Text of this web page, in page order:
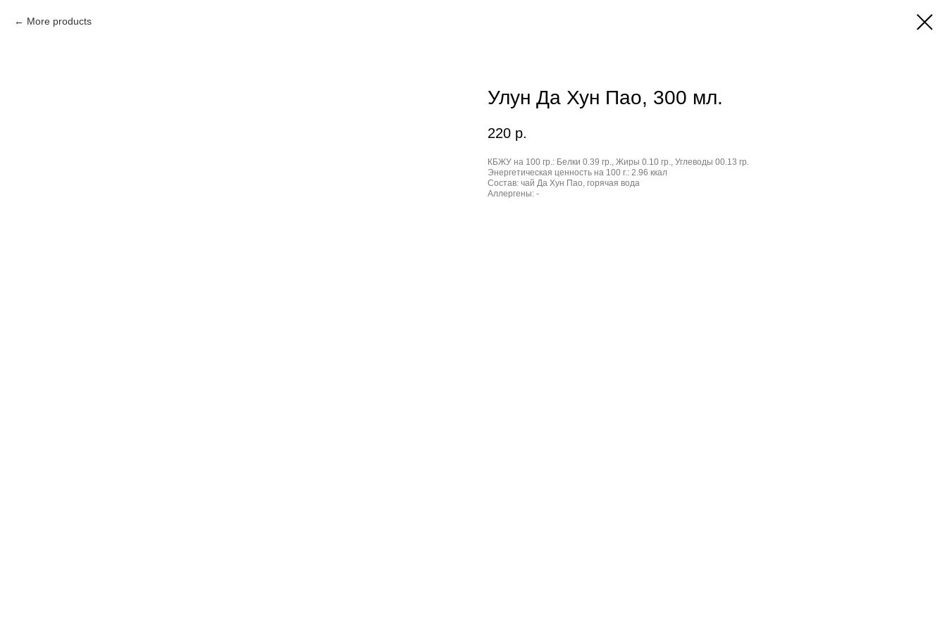
More products
Улун Да Хун Пао, 300 мл.
220 р.
КБЖУ на 100 гр.: Белки 0.39 гр., Жиры 0.10 гр., Углеводы 00.13 гр.
Энергетическая ценность на 100 г.: 2.96 ккал
Состав: чай Да Хун Пао, горячая вода
Аллергены: -